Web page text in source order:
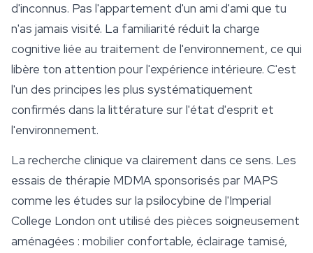
d'inconnus. Pas l'appartement d'un ami d'ami que tu
n'as jamais visité. La familiarité réduit la charge
cognitive liée au traitement de l'environnement, ce qui
libère ton attention pour l'expérience intérieure. C'est
l'un des principes les plus systématiquement
confirmés dans la littérature sur l'état d'esprit et
l'environnement.
La recherche clinique va clairement dans ce sens. Les
essais de thérapie MDMA sponsorisés par MAPS
comme les études sur la psilocybine de l'Imperial
College London ont utilisé des pièces soigneusement
aménagées : mobilier confortable, éclairage tamisé,